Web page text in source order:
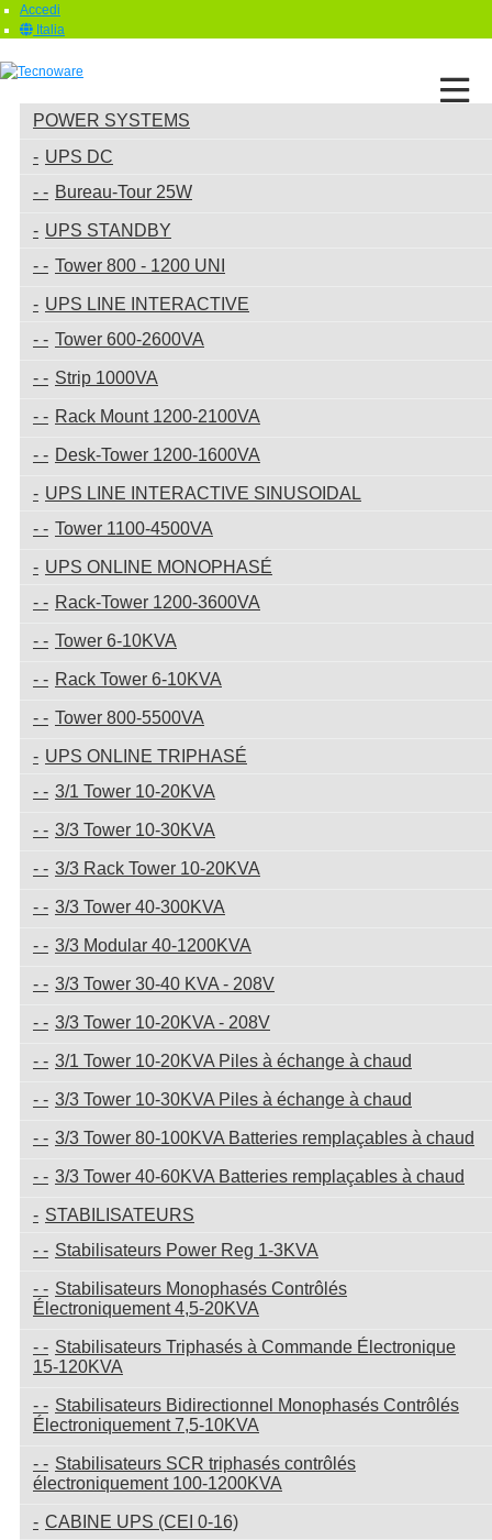
Accedi
Italia
POWER SYSTEMS
UPS DC
Bureau-Tour 25W
UPS STANDBY
Tower 800 - 1200 UNI
UPS LINE INTERACTIVE
Tower 600-2600VA
Strip 1000VA
Rack Mount 1200-2100VA
Desk-Tower 1200-1600VA
UPS LINE INTERACTIVE SINUSOIDAL
Tower 1100-4500VA
UPS ONLINE MONOPHASÉ
Rack-Tower 1200-3600VA
Tower 6-10KVA
Rack Tower 6-10KVA
Tower 800-5500VA
UPS ONLINE TRIPHASÉ
3/1 Tower 10-20KVA
3/3 Tower 10-30KVA
3/3 Rack Tower 10-20KVA
3/3 Tower 40-300KVA
3/3 Modular 40-1200KVA
3/3 Tower 30-40 KVA - 208V
3/3 Tower 10-20KVA - 208V
3/1 Tower 10-20KVA Piles à échange à chaud
3/3 Tower 10-30KVA Piles à échange à chaud
3/3 Tower 80-100KVA Batteries remplaçables à chaud
3/3 Tower 40-60KVA Batteries remplaçables à chaud
STABILISATEURS
Stabilisateurs Power Reg 1-3KVA
Stabilisateurs Monophasés Contrôlés
Électroniquement 4,5-20KVA
Stabilisateurs Triphasés à Commande Électronique
15-120KVA
Stabilisateurs Bidirectionnel Monophasés Contrôlés
Électroniquement 7,5-10KVA
Stabilisateurs SCR triphasés contrôlés
électroniquement 100-1200KVA
CABINE UPS (CEI 0-16)